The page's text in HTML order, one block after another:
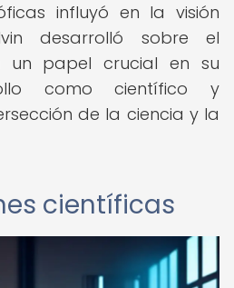
influyó en la visión
desarrolló sobre el
un papel crucial en su
como científico y
de la ciencia y la
científicas